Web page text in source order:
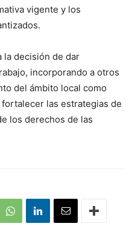
vigente y los
la decisión de dar
incorporando a otros
del ámbito local como
las estrategias de
los derechos de las